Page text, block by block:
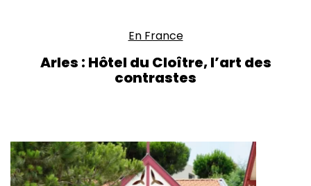
En France
Arles : Hôtel du Cloître, l’art des
contrastes